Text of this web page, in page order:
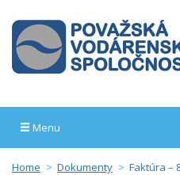
Menu
Home Dokumenty Faktúra –